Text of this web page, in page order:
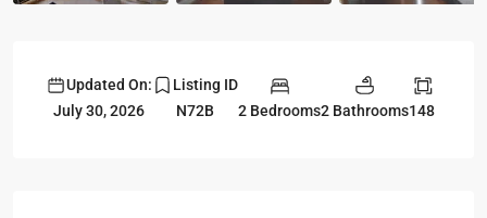
Updated On:
July 30, 2026
Listing ID
N72B
2 Bedrooms2 Bathrooms148